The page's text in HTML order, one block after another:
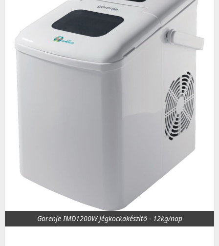
Gorenje IMD1200W Jégkockakészítő - 12kg/nap